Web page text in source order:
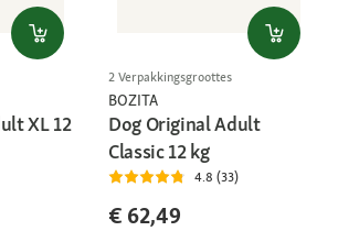
XL 12
2 Verpakkingsgroottes
BOZITA
Dog Original Adult
Classic 12 kg
4.8 (33)
€ 62,49